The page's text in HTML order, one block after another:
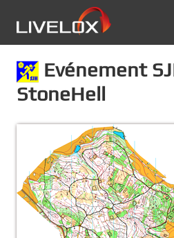
Evénement
StoneHell